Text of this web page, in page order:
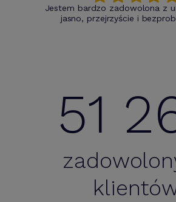
Jestem bardzo zadowolona z
jasno, przejrzyście i
51